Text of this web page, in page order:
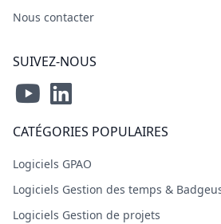
Nous contacter
SUIVEZ-NOUS
CATÉGORIES POPULAIRES
Logiciels GPAO
Logiciels Gestion des temps &
Logiciels Gestion de projets